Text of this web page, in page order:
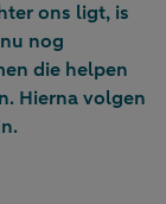
ons ligt, is
nog
die helpen
Hierna volgen